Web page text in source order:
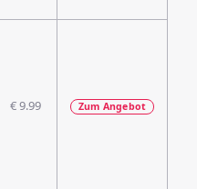
€ 9.99 Zum Angebot